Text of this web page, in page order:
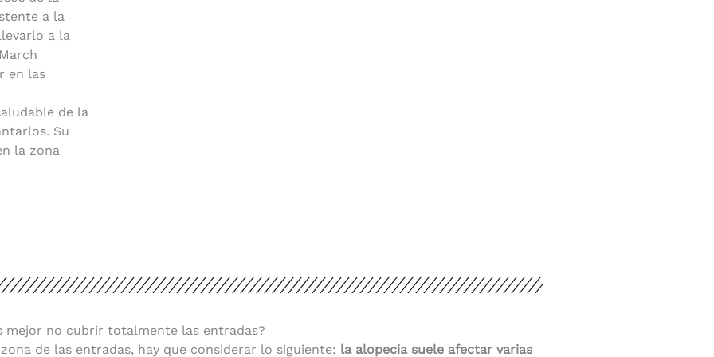
a la
a la
en las
de la
Su
la zona
mejor no cubrir totalmente las entradas?
de las entradas, hay que considerar lo siguiente: la alopecia suele afectar varias